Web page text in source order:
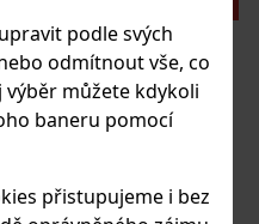
podle svých
odmítnout vše, co
výběr můžete kdykoli
baneru pomocí
přistupujeme i bez